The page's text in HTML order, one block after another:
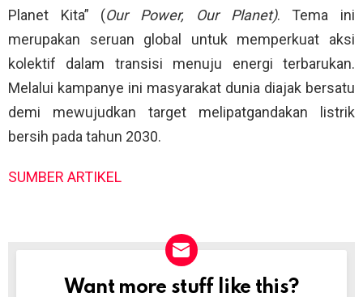
Planet Kita” (Our Power, Our Planet). Tema ini
merupakan seruan global untuk memperkuat aksi
kolektif dalam transisi menuju energi terbarukan.
Melalui kampanye ini masyarakat dunia diajak bersatu
demi mewujudkan target melipatgandakan listrik
bersih pada tahun 2030.
SUMBER ARTIKEL
NEWSLETTER
Want more stuff like this?